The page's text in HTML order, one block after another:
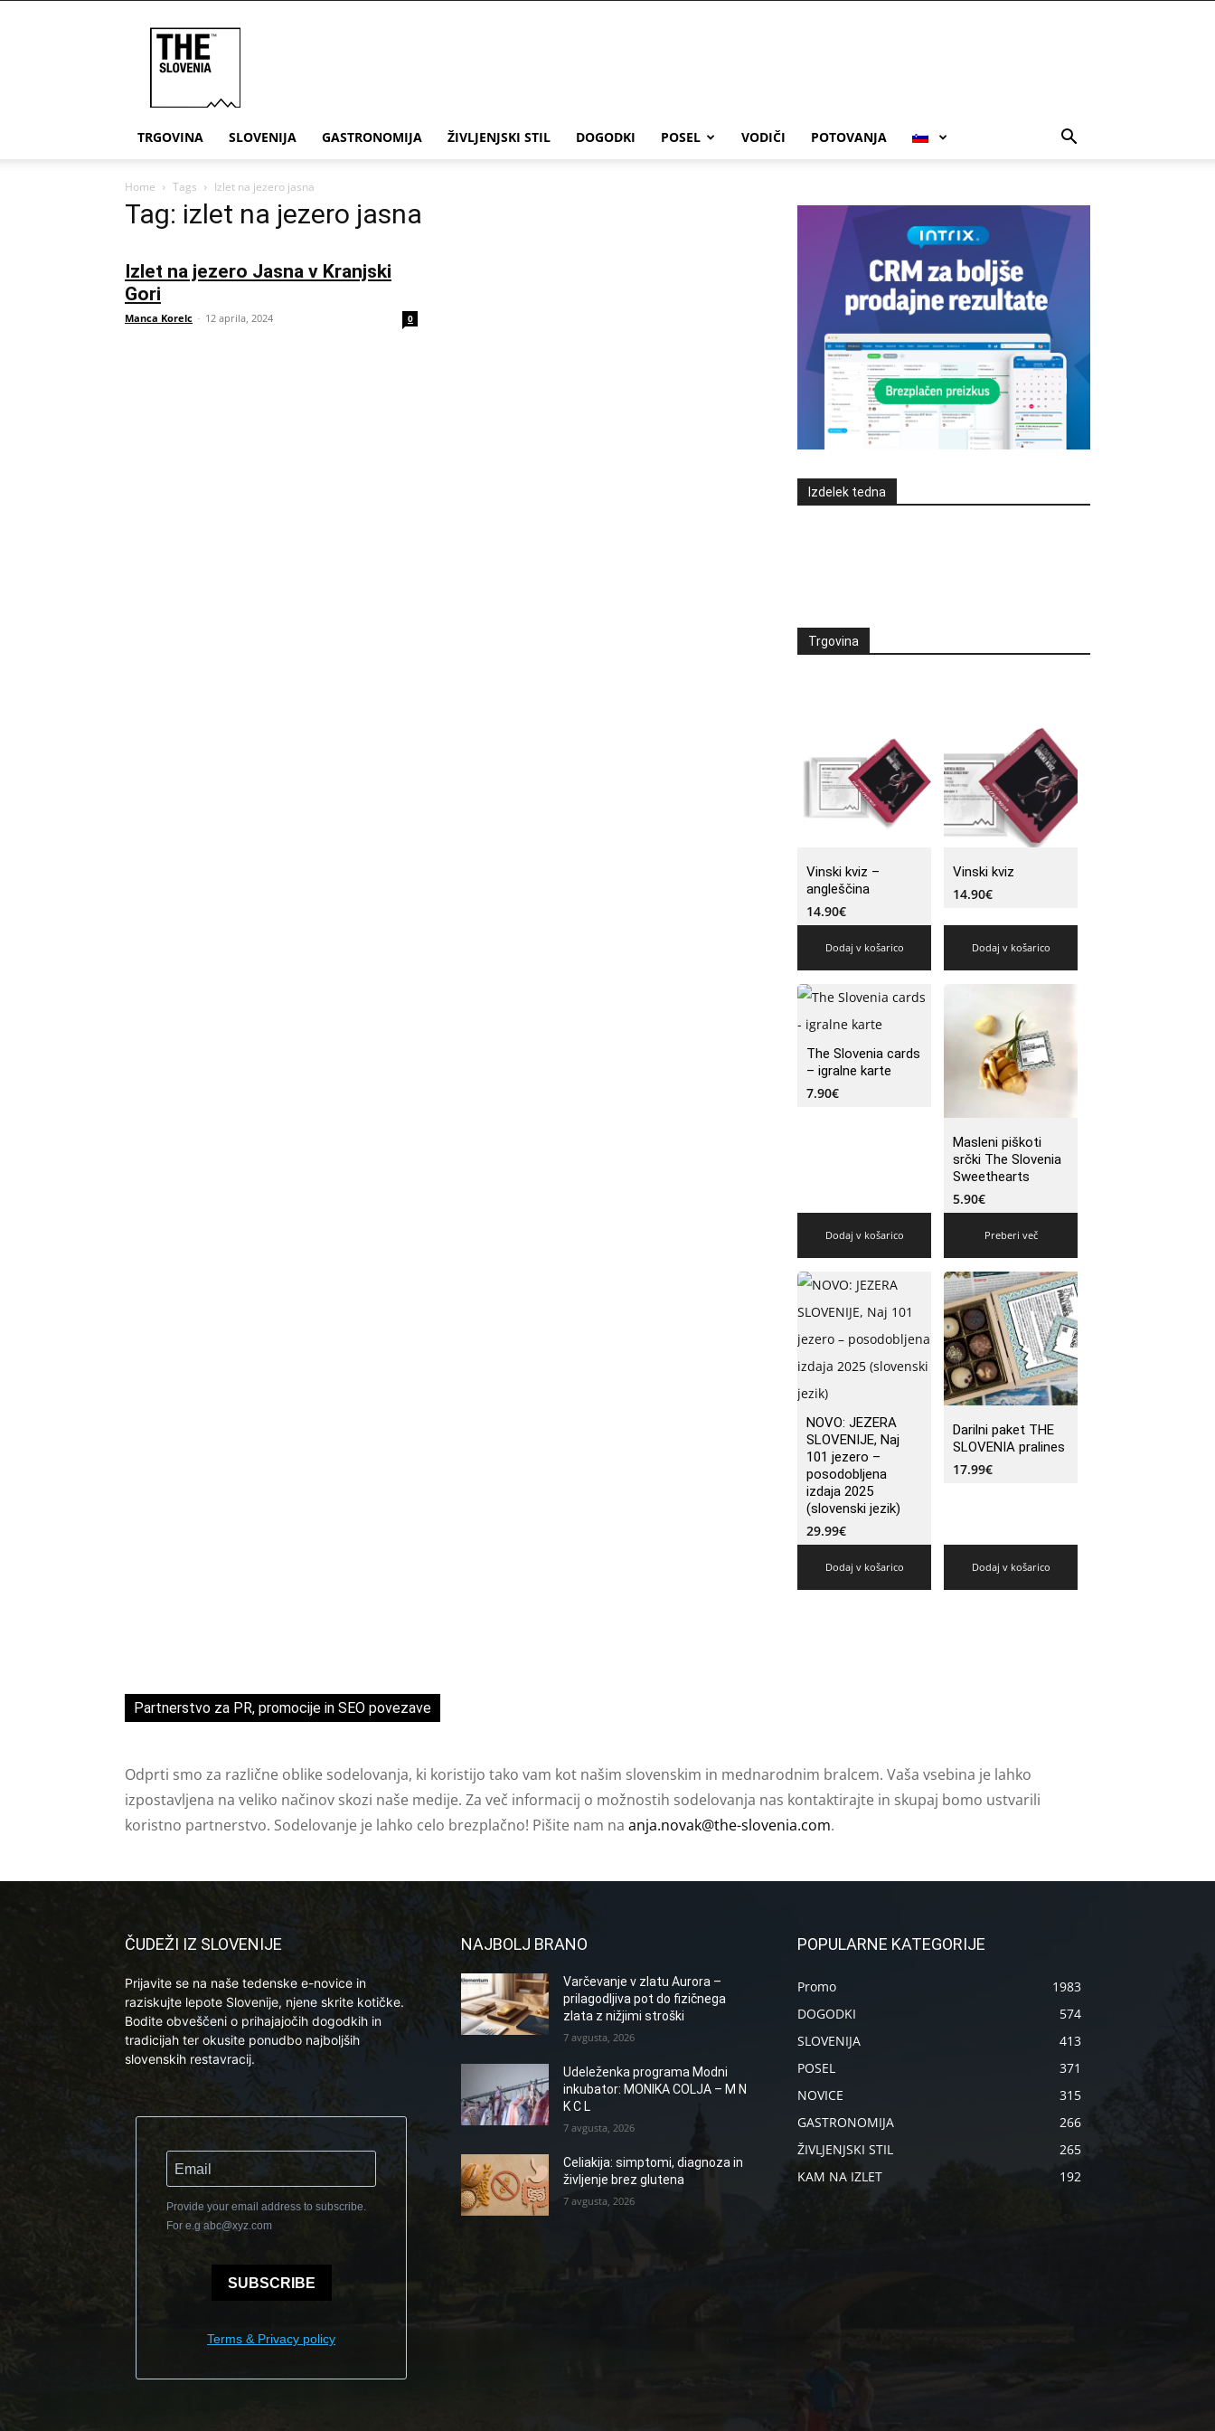
TRGOVINA SLOVENIJA GASTRONOMIJA ŽIVLJENJSKI STIL DOGODKI POSEL VODIČI POTOVANJA
Home Tags Izlet na jezero jasna
Tag: izlet na jezero jasna
Izlet na jezero Jasna v Kranjski
Gori
Manca Korelc - 12 aprila, 2024 0
Izdelek tedna
Trgovina
Vinski kviz –
angleščina
14.90€
Dodaj v košarico
Vinski kviz
14.90€
Dodaj v košarico
The Slovenia cards
– igralne karte
7.90€
Dodaj v košarico
Masleni piškoti
srčki The Slovenia
Sweethearts
5.90€
Preberi več
NOVO: JEZERA
SLOVENIJE, Naj
101 jezero –
posodobljena
izdaja 2025
(slovenski jezik)
29.99€
Dodaj v košarico
Darilni paket THE
SLOVENIA pralines
17.99€
Dodaj v košarico
Partnerstvo za PR, promocije in SEO povezave
Odprti smo za različne oblike sodelovanja, ki koristijo tako vam kot našim slovenskim in mednarodnim bralcem. Vaša vsebina je lahko
izpostavljena na veliko načinov skozi naše medije. Za več informacij o možnostih sodelovanja nas kontaktirajte in skupaj bomo ustvarili
koristno partnerstvo. Sodelovanje je lahko celo brezplačno! Pišite nam na anja.novak@the-slovenia.com.
ČUDEŽI IZ SLOVENIJE
Prijavite se na naše tedenske e-novice in
raziskujte lepote Slovenije, njene skrite kotičke.
Bodite obveščeni o prihajajočih dogodkih in
tradicijah ter okusite ponudbo najboljših
slovenskih restavracij.
Provide your email address to subscribe.
For e.g abc@xyz.com
SUBSCRIBE
Terms & Privacy policy
NAJBOLJ BRANO
Varčevanje v zlatu Aurora –
prilagodljiva pot do fizičnega
zlata z nižjimi stroški
7 avgusta, 2026
Udeleženka programa Modni
inkubator: MONIKA COLJA – M N
K C L
7 avgusta, 2026
Celiakija: simptomi, diagnoza in
življenje brez glutena
7 avgusta, 2026
POPULARNE KATEGORIJE
Promo
1983
DOGODKI
574
SLOVENIJA
413
POSEL
371
NOVICE
315
GASTRONOMIJA
266
ŽIVLJENJSKI STIL
265
KAM NA IZLET
192